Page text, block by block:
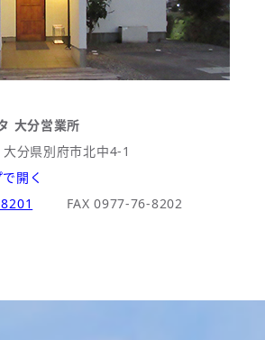
大分営業所
分県別府市北中4-1
開く
FAX 0977-76-8202